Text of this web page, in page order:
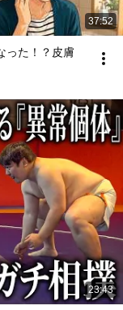
37:52
った！？皮膚
23:43